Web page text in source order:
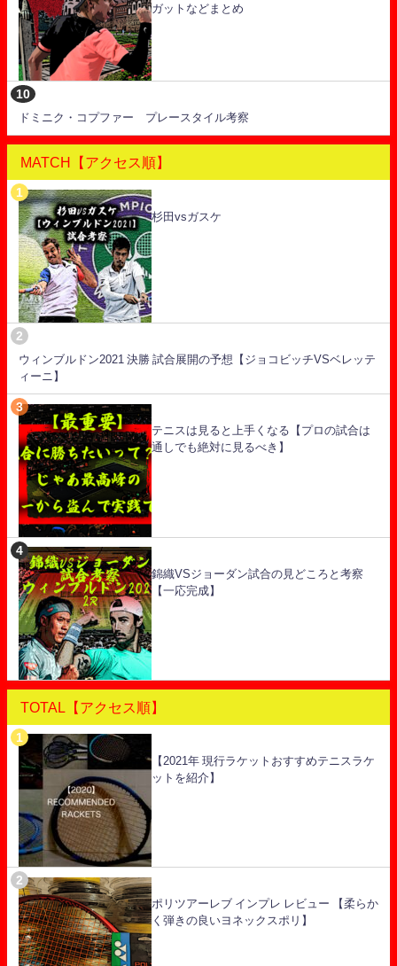
ガットなどまとめ
ドミニク・コプファー プレースタイル考察
MATCH【アクセス順】
杉田vsガスケ
ウィンブルドン2021 決勝 試合展開の予想【ジョコビッチVSベレッテ
ィーニ】
テニスは見ると上手くなる【プロの試合は
通しでも絶対に見るべき】
錦織VSジョーダン試合の見どころと考察
【一応完成】
TOTAL【アクセス順】
【2021年 現行ラケットおすすめテニスラケ
ットを紹介】
ポリツアーレブ インプレ レビュー 【柔らか
く弾きの良いヨネックスポリ】